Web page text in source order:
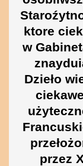
ktore
w
Dzieło
przez